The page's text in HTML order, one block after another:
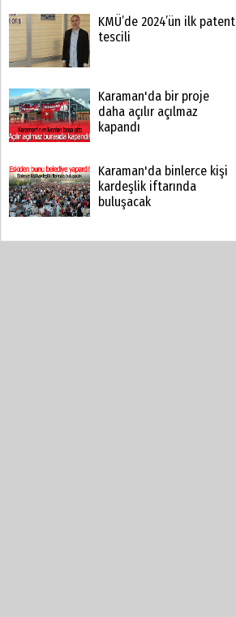
KMÜ’de 2024’ün ilk patent
tescili
Karaman'da bir proje
daha açılır açılmaz
kapandı
Karaman'da binlerce kişi
kardeşlik iftarında
buluşacak